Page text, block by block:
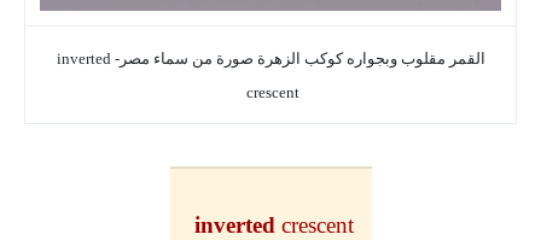
القمر مقلوب وبجواره كوكب الزهرة صورة من سماء مصر- inverted
crescent
invertedcrescent